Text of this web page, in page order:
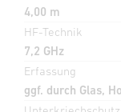
4,00 m
HF-Technik
7,2 GHz
Erfassung
ggf. durch Glas,